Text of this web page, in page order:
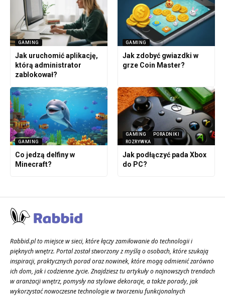
GAMING
Jak uruchomić aplikację,
którą administrator
zablokował?
GAMING
Jak zdobyć gwiazdki w
grze Coin Master?
GAMING
Co jedzą delfiny w
Minecraft?
GAMING
PORADNIKI
ROZRYWKA
Jak podłączyć pada Xbox
do PC?
Rabbid.pl to miejsce w sieci, które łączy zamiłowanie do technologii i
pięknych wnętrz. Portal został stworzony z myślą o osobach, które szukają
inspiracji, praktycznych porad oraz nowinek, które mogą odmienić zarówno
ich dom, jak i codzienne życie. Znajdziesz tu artykuły o najnowszych trendach
w aranżacji wnętrz, pomysły na stylowe dekoracje, a także porady, jak
wykorzystać nowoczesne technologie w tworzeniu funkcjonalnych